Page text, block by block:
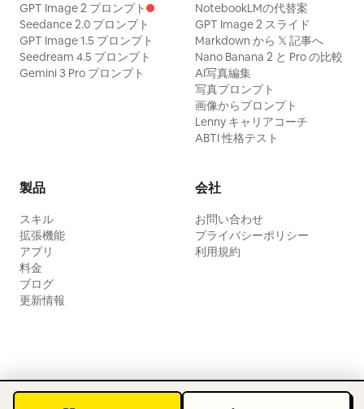
GPT Image 2 プロンプト
Seedance 2.0 プロンプト
GPT Image 1.5 プロンプト
Seedream 4.5 プロンプト
Gemini 3 Pro プロンプト
NotebookLMの代替案
GPT Image 2 スライド
Markdown から 𝕏 記事へ
Nano Banana 2 と Pro の比較
AI写真編集
写真プロンプト
画像からプロンプト
Lenny キャリアコーチ
ABTI 性格テスト
製品
スキル
拡張機能
アプリ
料金
ブログ
更新情報
会社
お問い合わせ
プライバシーポリシー
利用規約